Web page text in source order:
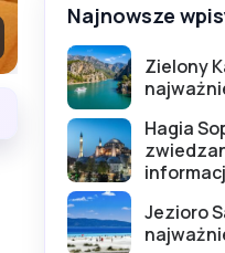
Najnowsze
Zielony
Hagia
Jezioro